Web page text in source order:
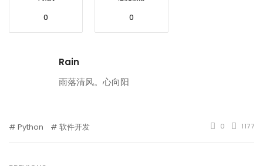
0 0
Rain
雨落清风。心向阳
Python 软件开发 0 1177